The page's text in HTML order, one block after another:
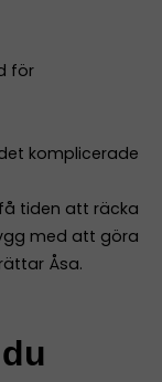
för
komplicerade
tiden att räcka
med att göra
Åsa.